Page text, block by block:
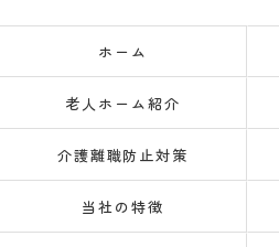
ホーム
老人ホーム紹介
介護離職防止対策
当社の特徴